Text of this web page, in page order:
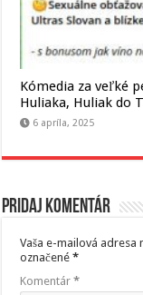
Kómedia za veľké
Huliaka, Huliak do
6 apríla, 2025
Pridaj komentár
Vaša e-mailová adresa
označené*
Komentár*